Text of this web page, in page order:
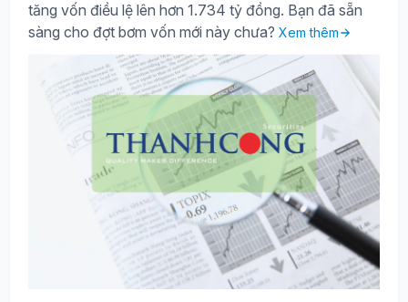
tăng vốn điều lệ lên hơn 1.734 tỷ đồng. Bạn đã sẵn
sàng cho đợt bơm vốn mới này chưa? Xem thêm